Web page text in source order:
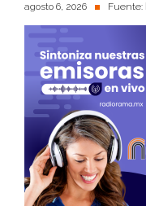
agosto 6, 2026 Fuente: